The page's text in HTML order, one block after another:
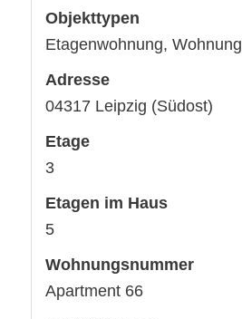
Objekttypen
Etagenwohnung, Wohnung
Adresse
04317 Leipzig (Südost)
Etage
3
Etagen im Haus
5
Wohnungsnummer
Apartment 66